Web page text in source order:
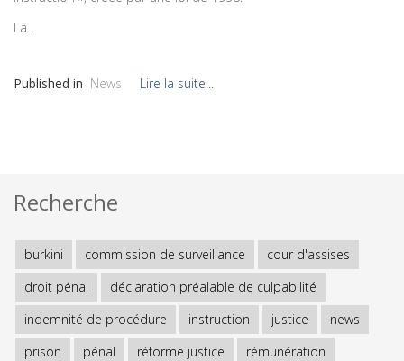
La...
Published in News Lire la suite...
Recherche
burkini commission de surveillance
cour d'assises
droit pénal
déclaration préalable de culpabilité
indemnité de procédure
instruction justice
news
prison
pénal réforme justice rémunération